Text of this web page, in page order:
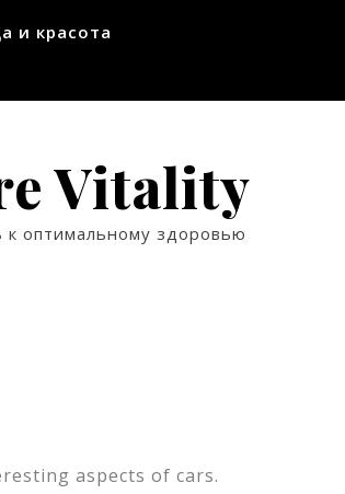
и красота
Vitality
к оптимальному здоровью
aspects of cars.